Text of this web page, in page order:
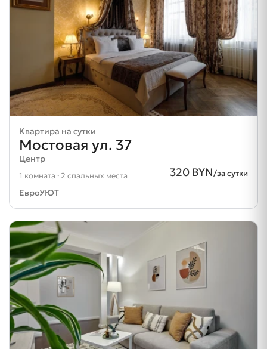
Квартира на сутки
Мостовая ул. 37
Центр
320 BYN/за сутки
1 комната · 2 спальных места
ЕвроУЮТ